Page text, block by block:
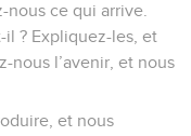
ce qui arrive.
il ? Expliquez-les, et
nous l’avenir, et nous
et nous